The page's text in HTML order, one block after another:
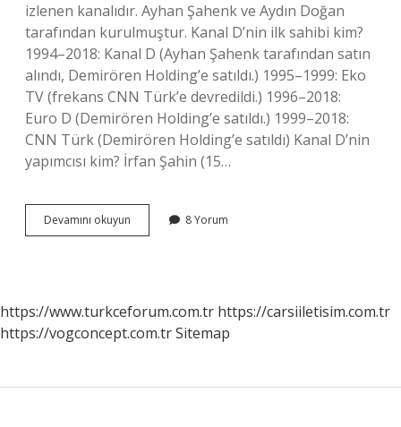
izlenen kanalıdır. Ayhan Şahenk ve Aydın Doğan
tarafından kurulmuştur. Kanal D’nin ilk sahibi kim?
1994–2018: Kanal D (Ayhan Şahenk tarafından satın
alındı, Demirören Holding’e satıldı.) 1995–1999: Eko
TV (frekans CNN Türk’e devredildi.) 1996–2018:
Euro D (Demirören Holding’e satıldı.) 1999–2018:
CNN Türk (Demirören Holding’e satıldı) Kanal D’nin
yapımcısı kim? İrfan Şahin (15…
Devamını okuyun
Dnin
8 Yorum
https://www.turkceforum.com.tr https://carsiiletisim.com.tr
https://vogconcept.com.trSitemap